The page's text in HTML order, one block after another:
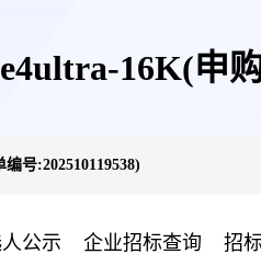
16K(申
号:202510119538)
公示 企业招标查询 招